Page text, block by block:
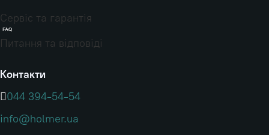
Сервіс та гарантія
Питання та відповіді
FAQ
Контакти
044 394-54-54
info@holmer.ua